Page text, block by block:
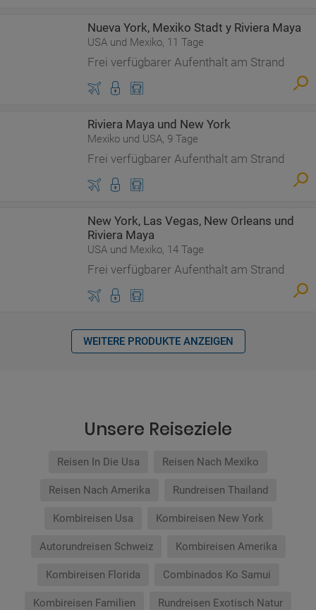
Nueva York, Mexiko Stadt y Riviera Maya
USA und Mexiko, 11 Tage
Frei verfügbarer Aufenthalt am Strand
Riviera Maya und New York
Mexiko und USA, 9 Tage
Frei verfügbarer Aufenthalt am Strand
New York, Las Vegas, New Orleans und
Riviera Maya
USA und Mexiko, 14 Tage
Frei verfügbarer Aufenthalt am Strand
WEITERE PRODUKTE ANZEIGEN
Unsere Reiseziele
Reisen In Die Usa Reisen Nach Mexiko
Reisen Nach Amerika Rundreisen Thailand
Kombireisen Usa Kombireisen New York
Autorundreisen Schweiz Kombireisen Amerika
Kombireisen Florida Combinados Ko Samui
Kombireisen Familien Rundreisen Exotisch Natur